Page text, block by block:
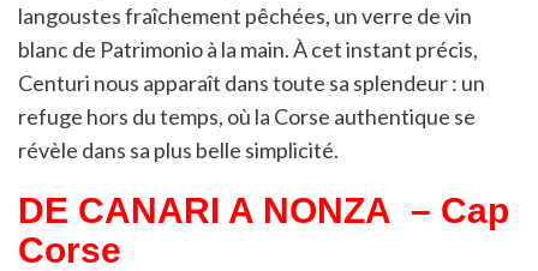
langoustes fraîchement pêchées, un verre de vin
blanc de Patrimonio à la main. À cet instant précis,
Centuri nous apparaît dans toute sa splendeur : un
refuge hors du temps, où la Corse authentique se
révèle dans sa plus belle simplicité.
DE CANARI A NONZA – Cap
Corse